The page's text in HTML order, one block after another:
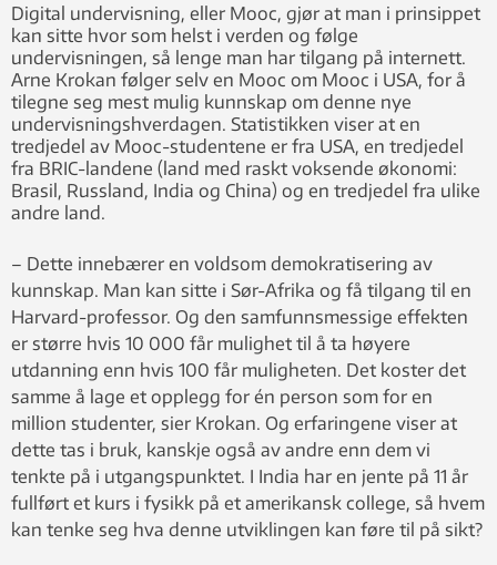
Digital undervisning, eller Mooc, gjør at man i prinsippet
kan sitte hvor som helst i verden og følge
undervisningen, så lenge man har tilgang på internett.
Arne Krokan følger selv en Mooc om Mooc i USA, for å
tilegne seg mest mulig kunnskap om denne nye
undervisningshverdagen. Statistikken viser at en
tredjedel av Mooc-studentene er fra USA, en tredjedel
fra BRIC-landene (land med raskt voksende økonomi:
Brasil, Russland, India og China) og en tredjedel fra ulike
andre land.
– Dette innebærer en voldsom demokratisering av
kunnskap. Man kan sitte i Sør-Afrika og få tilgang til en
Harvard-professor. Og den samfunnsmessige effekten
er større hvis 10 000 får mulighet til å ta høyere
utdanning enn hvis 100 får muligheten. Det koster det
samme å lage et opplegg for én person som for en
million studenter, sier Krokan. Og erfaringene viser at
dette tas i bruk, kanskje også av andre enn dem vi
tenkte på i utgangspunktet. I India har en jente på 11 år
fullført et kurs i fysikk på et amerikansk college, så hvem
kan tenke seg hva denne utviklingen kan føre til på sikt?